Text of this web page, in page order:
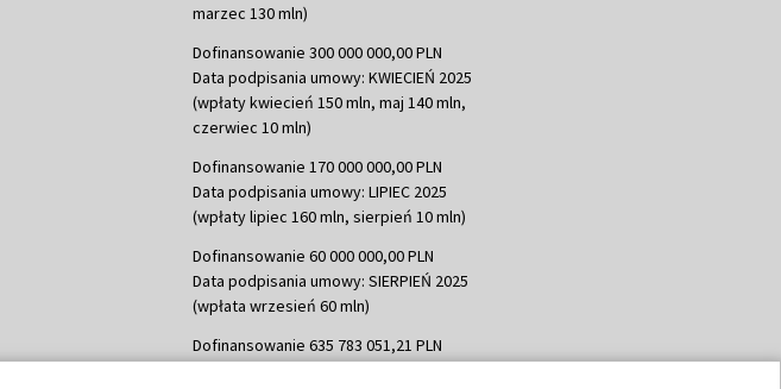
marzec 130 mln)
Dofinansowanie 300 000 000,00 PLN
Data podpisania umowy: KWIECIEŃ 2025
(wpłaty kwiecień 150 mln, maj 140 mln,
czerwiec 10 mln)
Dofinansowanie 170 000 000,00 PLN
Data podpisania umowy: LIPIEC 2025
(wpłaty lipiec 160 mln, sierpień 10 mln)
Dofinansowanie 60 000 000,00 PLN
Data podpisania umowy: SIERPIEŃ 2025
(wpłata wrzesień 60 mln)
Dofinansowanie 635 783 051,21 PLN